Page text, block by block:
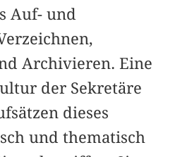
Auf- und
Archivieren. Eine
der Sekretäre
dieses
und thematisch